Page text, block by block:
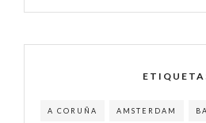
A CORUÑA AMSTERDAM